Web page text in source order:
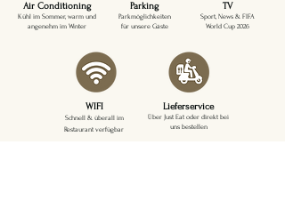
Air Conditioning
Kühl im Sommer, warm und
angenehm im Winter
Parking
Parkmöglichkeiten
für unsere Gäste
TV
Sport, News & FIFA
World Cup 2026
WIFI
Schnell & überall im
Restaurant verfügbar
Lieferservice
Über Just Eat oder direkt bei
uns bestellen